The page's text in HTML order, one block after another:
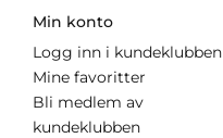
Min konto
Logg inn i kundeklubben
Mine favoritter
Bli medlem av
kundeklubben